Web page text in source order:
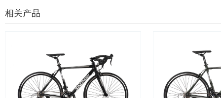
相关产品